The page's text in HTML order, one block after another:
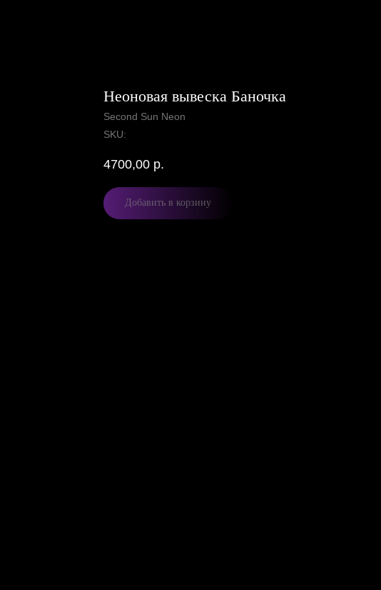
Неоновая вывеска Баночка
Second Sun Neon
SKU:
4700,00 р.
Добавить в корзину